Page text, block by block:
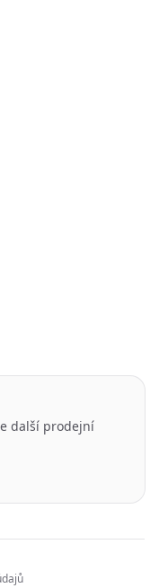
další prodejní